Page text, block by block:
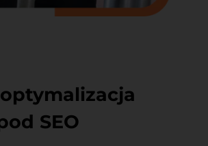
optymalizacja
SEO